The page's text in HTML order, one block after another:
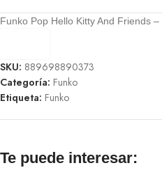
Funko Pop Hello Kitty And Friends
SKU: 889698890373
Categoría: Funko
Etiqueta: Funko
Te puede interesar: